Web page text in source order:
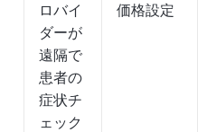
ロバイ
ダーが
遠隔で
患者の
症状チ
ェック
価格設定